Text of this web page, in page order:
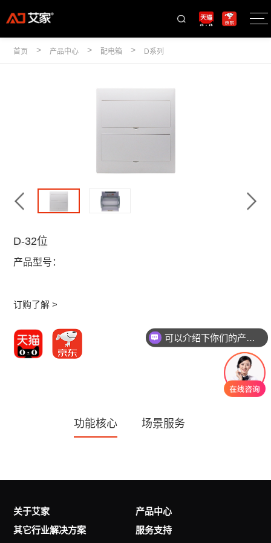
首页 > 产品中心 >配电箱 > D系列
D-32位
产品型号：
订购了解 >
功能核心 场景服务
关于艾家
产品中心
其它行业解决方案
服务支持